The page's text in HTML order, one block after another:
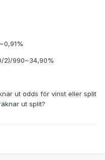
2)/990~34,90%
ut odds för vinst eller split
ut split?